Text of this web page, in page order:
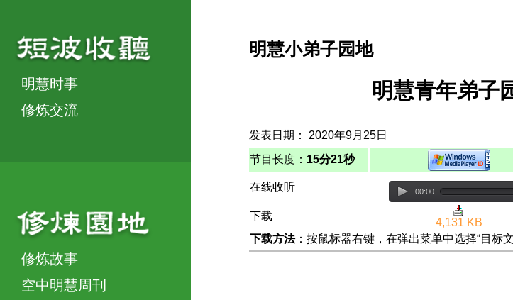
明慧时事
修炼交流
修炼故事
空中明慧周刊
明慧小弟子园地
明慧青年弟子
发表日期： 2020年9月25日
节目长度： 15分21秒
在线收听 00:00
下载
4,131 KB
下载方法：按鼠标器右键，在弹出菜单中选择“目标